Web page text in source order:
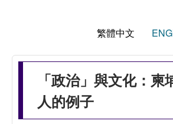
繁體中文
「政治」與文化：柬
人的例子